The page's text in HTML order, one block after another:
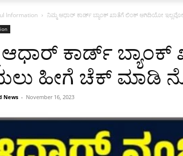
Information ನಿಮ್ಮ ಆಧಾರ್ ಕಾರ್ಡ್ ಬ್ಯಾಂಕ್ ಖಾತೆಗೆ ಲಿಂಕ್ ಆಗಿದಿಯೋ
ಆಧಾರ್ ಕಾರ್ಡ್
ಹೀಗೆ ಚೆಕ್ ಮಾಡಿ
News - November 16, 2023